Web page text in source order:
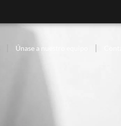
Únase a nuestro equipo